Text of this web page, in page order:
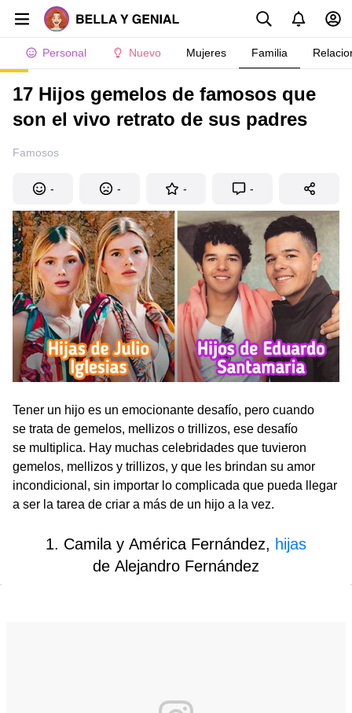
Personal Nuevo Mujeres Familia
17 Hijos gemelos de famosos que
son el vivo retrato de sus padres
Famosos
- - - -
Tener un hijo es un emocionante desafío, pero cuando
se trata de gemelos, mellizos o trillizos, ese desafío
se multiplica. Hay muchas celebridades que tuvieron
gemelos, mellizos y trillizos, y que les brindan su amor
incondicional, sin importar lo complicada que pueda llegar
a ser la tarea de criar a más de un hijo a la vez.
1. Camila y América Fernández, hijas
de Alejandro Fernández